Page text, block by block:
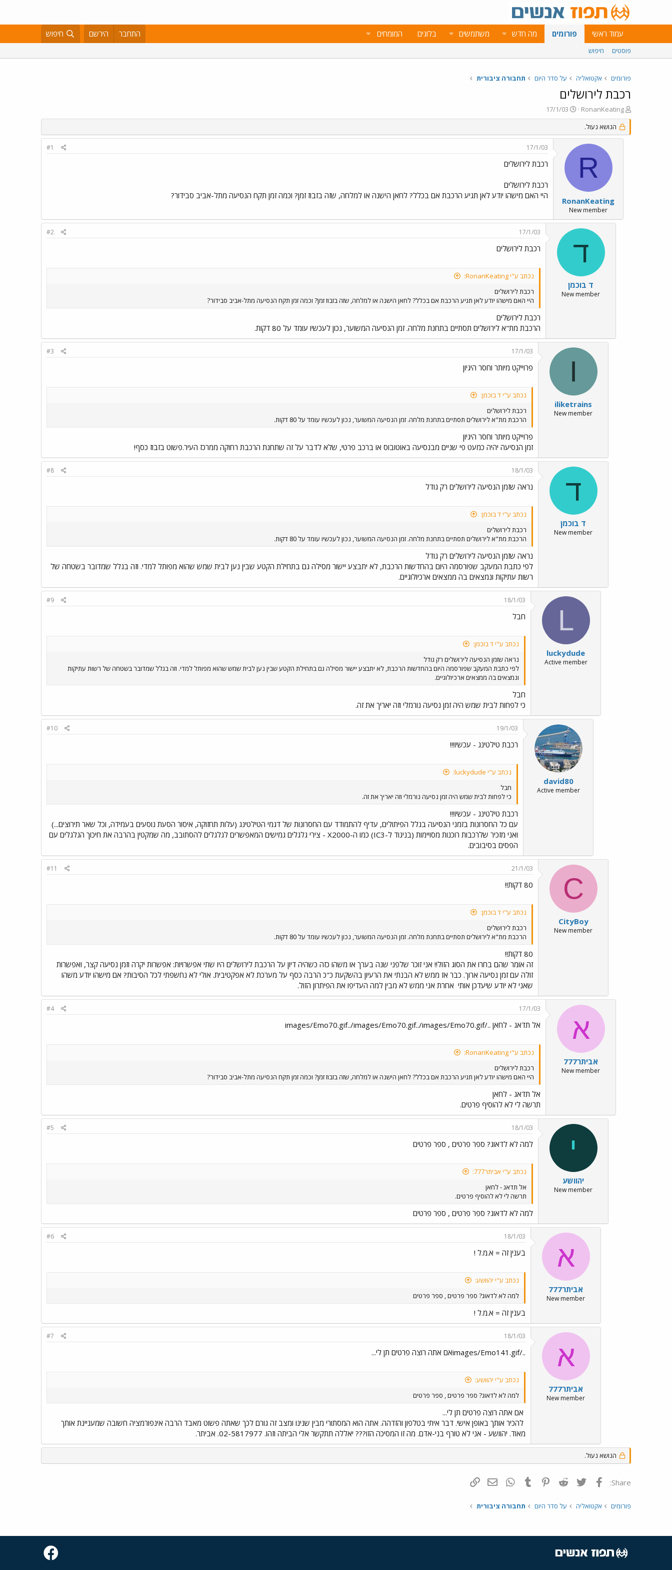
עמוד ראשי פורומים מה חדש משתמשים בלוגים המומחים התחבר הירשם חיפוש
פוסטים חיפוש
פורומים אקטואליה על סדר היום תחבורה ציבורית
רכבת לירושלים
פ
ו
ת
ח
RonanKeating
פ
ו
ס
ב
ת
א
ר
ך
17/1/03
הנושא נעול.
R
RonanKeating
New member
17/1/03
#1
רכבת לירושלים
רכבת לירושלים
היי האם מישהו יודע לאן תגיע הרכבת אם בכלל? לחאן הישנה או למלחה, שזה בזבוז זמן? וכמה זמן תקח הנסיעה מתל-אביב סבידור?
ד
ד בוכמן
New member
17/1/03
#2
רכבת לירושלים
נכתב ע"י RonanKeating:
רכבת לירושלים
היי האם מישהו יודע לאן תגיע הרכבת אם בכלל? לחאן הישנה או למלחה, שזה בזבוז זמן? וכמה זמן תקח הנסיעה מתל-אביב סבידור?
רכבת לירושלים
הרכבת מת"א לירושלים תסתיים בתחנת מלחה. זמן הנסיעה המשוער, נכון לעכשיו עומד על 80 דקות.
I
iliketrains
New member
17/1/03
#3
פרוייקט מיותר וחסר היגיון
נכתב ע"י ד בוכמן:
רכבת לירושלים
הרכבת מת"א לירושלים תסתיים בתחנת מלחה. זמן הנסיעה המשוער, נכון לעכשיו עומד על 80 דקות.
פרוייקט מיותר וחסר היגיון
זמן הנסיעה יהיה כמעט פי שניים מבנסיעה באוטובוס או ברכב פרטי, שלא לדבר על זה שתחנת הרכבת רחוקה ממרכז העיר.פשוט בזבוז כסף!
ד
ד בוכמן
New member
18/1/03
#8
נראה שזמן הנסיעה לירושלים רק גודל
נכתב ע"י ד בוכמן:
רכבת לירושלים
הרכבת מת"א לירושלים תסתיים בתחנת מלחה. זמן הנסיעה המשוער, נכון לעכשיו עומד על 80 דקות.
נראה שזמן הנסיעה לירושלים רק גודל
לפי כתבת המעקב שפורסמה היום בהחדשות הרכבת, לא יתבצע יישור מסילה גם בתחילת הקטע שבין נען לבית שמש שהוא מפותל למדי. וזה בגלל שמדובר בשטחה של
רשות עתיקות ונמצאים בה ממצאים ארכיולוגיים.
L
luckydude
Active member
18/1/03
#9
חבל
נכתב ע"י ד בוכמן:
נראה שזמן הנסיעה לירושלים רק גודל
לפי כתבת המעקב שפורסמה היום בהחדשות הרכבת, לא יתבצע יישור מסילה גם בתחילת הקטע שבין נען לבית שמש שהוא מפותל למדי. וזה בגלל שמדובר בשטחה של רשות עתיקות
ונמצאים בה ממצאים ארכיולוגיים.
חבל
כי לפחות לבית שמש היה זמן נסיעה נורמלי וזה יאריך את זה.
david80
Active member
19/1/03
#10
רכבת טילטינג - עכשיו!!!
נכתב ע"י luckydude:
חבל
כי לפחות לבית שמש היה זמן נסיעה נורמלי וזה יאריך את זה.
רכבת טילטינג - עכשיו!!!
עם כל החסרונות בזמני הנסיעה בגלל הפיתולים, עדיף להתמודד עם החסרונות של דגמי הטילטינג (עלות תחזוקה, איסור הסעת נוסעים בעמידה, וכל שאר תירוצים...)
ואני מזכיר שלרכבות רוכנות מסויימות (בניגוד ל-IC3) כמו ה-X2000 - צירי גלגלים גמישים המאפשרים לגלגלים להסתובב, מה שמקטין בהרבה את חיכוך הגלגלים עם
הפסים בסיבובים.
C
CityBoy
New member
21/1/03
#11
80 דקות!!
נכתב ע"י ד בוכמן:
רכבת לירושלים
הרכבת מת"א לירושלים תסתיים בתחנת מלחה. זמן הנסיעה המשוער, נכון לעכשיו עומד על 80 דקות.
80 דקות!!
זה אומר שהם בחרו את הסוג הזול!! אני זוכר שלפני שנה בערך או משהו כזה כשהיה דיון על הרכבת לירושלים היו שתי אפשרויות: אפשרות יקרה וזמן נסיעה קצר, ואפשרות
זולה עם זמן נסיעה ארוך. כבר אז ממש לא הבנתי את הרעיון בהשקעת כ"כ הרבה כסף על מערכת לא אפקטיבית. אולי לא נחשפתי לכל הסיבות? אם מישהו יודע משהו
שאני לא יודע שיעדכן אותי אחרת אני ממש לא מבין למה העדיפו את הפיתרון הזול.
א
אביתר777
New member
17/1/03
#4
אל תדאג - לחאן ../images/Emo70.gif../images/Emo70.gif../images/Emo70.gif
נכתב ע"י RonanKeating:
רכבת לירושלים
היי האם מישהו יודע לאן תגיע הרכבת אם בכלל? לחאן הישנה או למלחה, שזה בזבוז זמן? וכמה זמן תקח הנסיעה מתל-אביב סבידור?
אל תדאג - לחאן
תרשה לי לא להוסיף פרטים.
י
יהוושע
New member
18/1/03
#5
למה לא לדאוג? ספר פרטים , ספר פרטים
נכתב ע"י אביתר777:
אל תדאג - לחאן
תרשה לי לא להוסיף פרטים.
למה לא לדאוג? ספר פרטים , ספר פרטים
א
אביתר777
New member
18/1/03
#6
בענין זה = א.מ.ל !
נכתב ע"י יהוושע:
למה לא לדאוג? ספר פרטים , ספר פרטים
בענין זה = א.מ.ל !
א
אביתר777
New member
18/1/03
#7
../images/Emo141.gifאם אתה רוצה פרטים תן לי...
נכתב ע"י יהוושע:
למה לא לדאוג? ספר פרטים , ספר פרטים
אם אתה רוצה פרטים תן לי...
להכיר אותך באופן אישי. דבר איתי בטלפון והזדהה. אתה הוא המסתורי מבין שנינו ומצב זה גורם לכך שאתה פשוט מאבד הרבה אינפורמציה חשובה שמעניינת אותך
מאוד. יהוושע - אני לא טורף בני-אדם. מה זו המסיכה הזו??? יאללה תתקשר אלי הביתה וזהו. 02-5817977. אביתר.
הנושא נעול.
Share: פייסבוק Twitter
Reddit
Pinterest
Tumblr
WhatsAppדואר אלקטרוני
פורומים אקטואליה על סדר היום תחבורה ציבורית